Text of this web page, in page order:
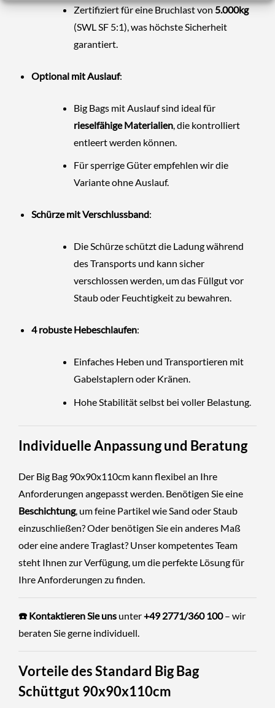
Zertifiziert für eine Bruchlast von5.000kg
(SWL SF 5:1), was höchste Sicherheit
garantiert.
Optional mit Auslauf:
Big Bags mit Auslauf sind ideal für
rieselfähige Materialien, die kontrolliert
entleert werden können.
Für sperrige Güter empfehlen wir die
Variante ohne Auslauf.
Schürze mit Verschlussband:
Die Schürze schützt die Ladung während
des Transports und kann sicher
verschlossen werden, um das Füllgut vor
Staub oder Feuchtigkeit zu bewahren.
4 robuste Hebeschlaufen:
Einfaches Heben und Transportieren mit
Gabelstaplern oder Kränen.
Hohe Stabilität selbst bei voller Belastung.
Individuelle Anpassung und Beratung
Der Big Bag 90x90x110cm kann flexibel an Ihre
Anforderungen angepasst werden. Benötigen Sie eine
Beschichtung, um feine Partikel wie Sand oder Staub
einzuschließen? Oder benötigen Sie ein anderes Maß
oder eine andere Traglast? Unser kompetentes Team
steht Ihnen zur Verfügung, um die perfekte Lösung für
Ihre Anforderungen zu finden.
☎️ Kontaktieren Sie uns unter+49 2771/360 100– wir
beraten Sie gerne individuell.
Vorteile des Standard Big Bag
Schüttgut 90x90x110cm